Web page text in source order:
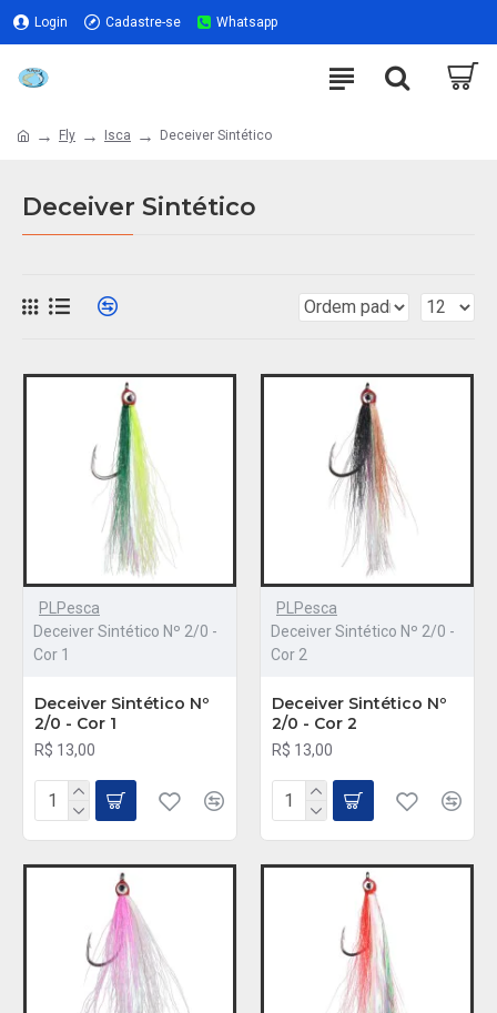
Login Cadastre-se Whatsapp
Fly Isca Deceiver Sintético
Deceiver Sintético
PLPesca
Deceiver Sintético Nº 2/0 -
Cor 1
Deceiver Sintético Nº
2/0 - Cor 1
R$ 13,00
PLPesca
Deceiver Sintético Nº 2/0 -
Cor 2
Deceiver Sintético Nº
2/0 - Cor 2
R$ 13,00